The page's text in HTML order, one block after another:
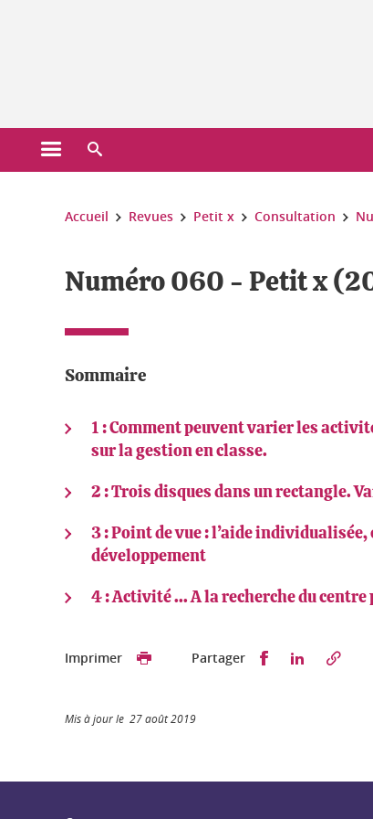
Ouvrir le menu principal
Vous êtes ici :
Accueil Revues Petit x Consultation
Numéro 060 - Petit x
Sommaire
1 : Comment peuvent varier les
sur la gestion en classe.
2 : Trois disques dans un rectangle.
3 : Point de vue : l’aide
développement
4 : Activité ... A la recherche du centre
Imprimer Partager Partager sur
Mis à jour le 27 août 2019